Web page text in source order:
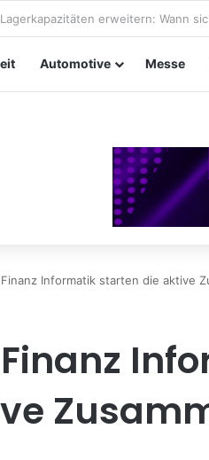
Veranstaltungssicherheit im
Automotive Messe
Finanz Informatik starten die aktive
Finanz